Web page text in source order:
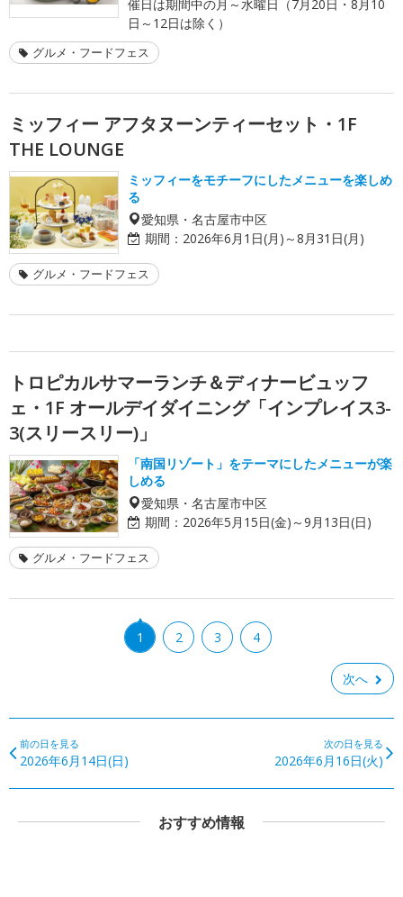
催日は期間中の月～水曜日（7月20日・8月10
日～12日は除く）
グルメ・フードフェス
ミッフィー アフタヌーンティーセット・1F
THE LOUNGE
ミッフィーをモチーフにしたメニューを楽しめ
る
愛知県・名古屋市中区
期間： 2026年6月1日(月)～8月31日(月)
グルメ・フードフェス
トロピカルサマーランチ＆ディナービュッフ
ェ・1F オールデイダイニング「インプレイス3-
3(スリースリー)」
「南国リゾート」をテーマにしたメニューが楽
しめる
愛知県・名古屋市中区
期間： 2026年5月15日(金)～9月13日(日)
グルメ・フードフェス
1 2 3 4
次へ
前の日を見る
2026年6月14日(日)
次の日を見る
2026年6月16日(火)
おすすめ情報